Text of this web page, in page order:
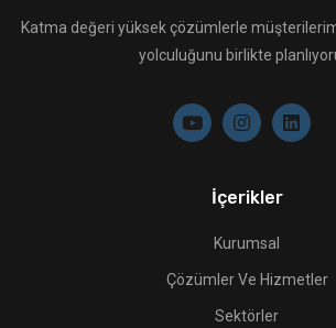
Katma değeri yüksek çözümlerle
yolculuğunu birlikte
İçerikler
Kurumsal
Çözümler Ve Hizmetler
Sektörler